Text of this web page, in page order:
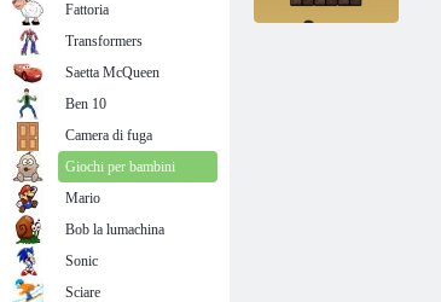
Fattoria
Transformers
Saetta McQueen
Ben 10
Camera di fuga
Giochi per bambini
Mario
Bob la lumachina
Sonic
Sciare